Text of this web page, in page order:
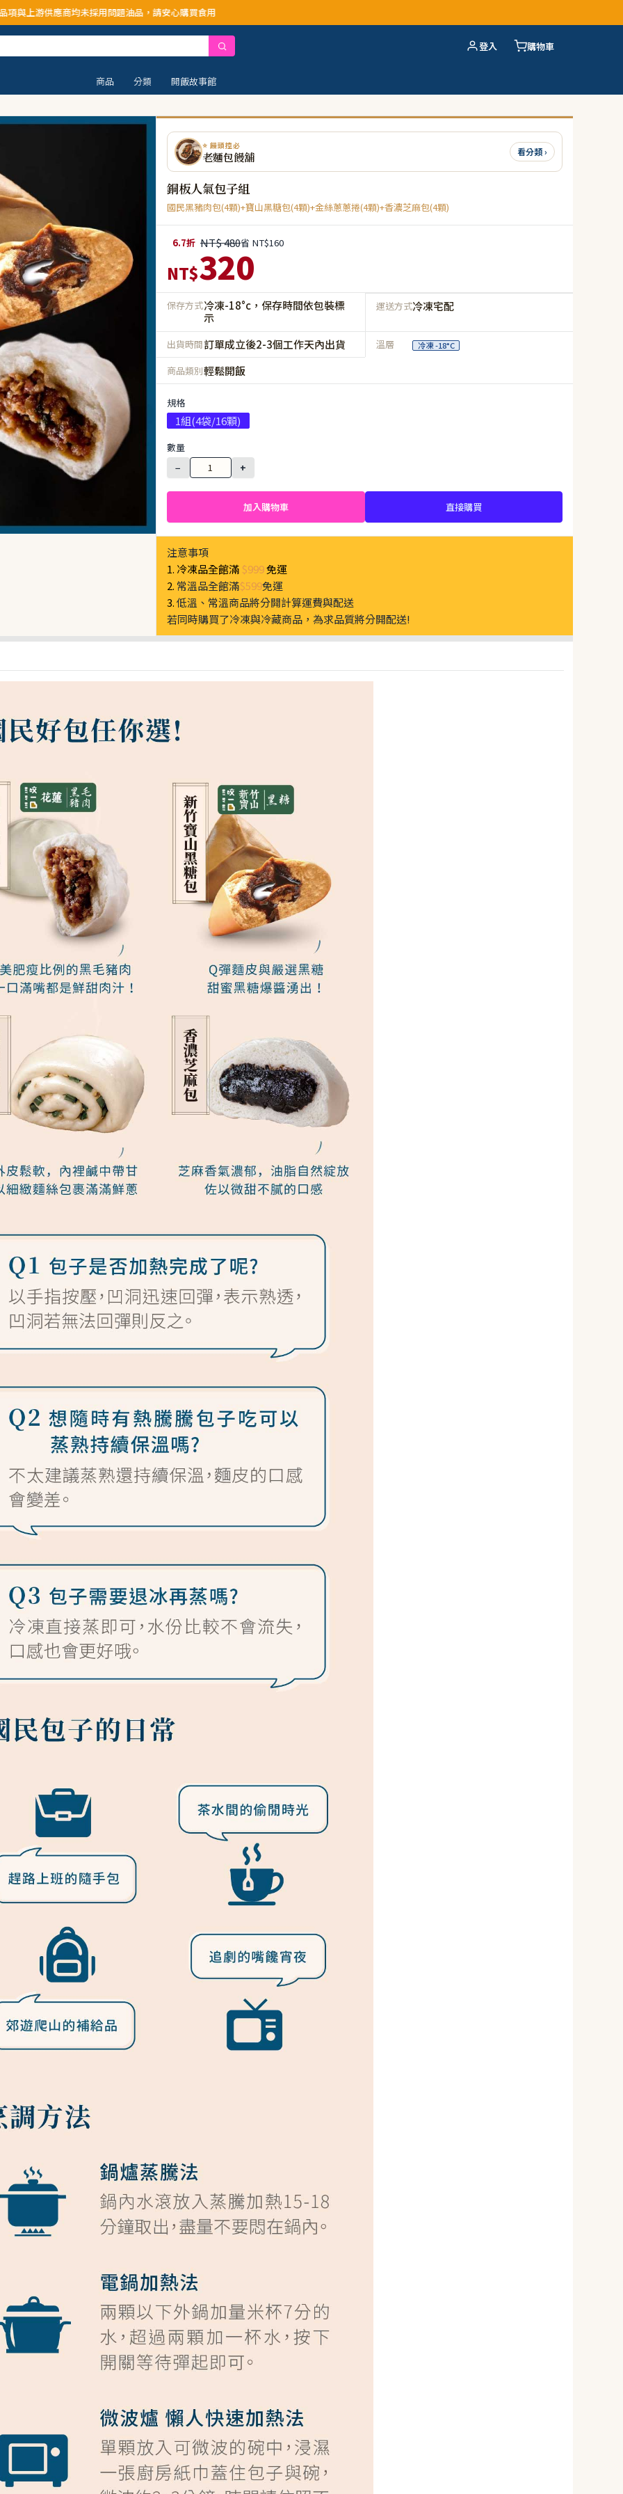
均未採用問題油品，請安心購買食用
登入 購物車
商品 分類 開飯故事館
⭐ 饅頭控必
老麵包饅舖 看分類 ›
銅板人氣包子組
國民黑豬肉包(4顆)+寶山黑糖包(4顆)+金絲蔥蔥捲(4顆)+香濃芝麻包(4顆)
6.7折 NT$ 480省 NT$160
NT$320
保存方式冷凍-18°c，保存時間依包裝標
示
運送方式冷凍宅配
出貨時間訂單成立後2-3個工作天內出貨 溫層 冷凍 -18°C
商品類別輕鬆開飯
規格
1組(4袋/16顆)
數量
−
+
加入購物車 直接購買
注意事項
1. 冷凍品全館滿 $999免運
2. 常溫品全館滿$599免運
3.低溫、常溫商品將分開計算運費與配送
若同時購買了冷凍與冷藏商品，為求品質將分開配送!